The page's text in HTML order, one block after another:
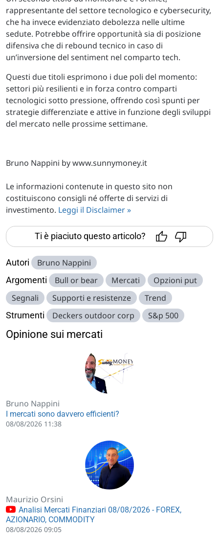
rappresentante del settore tecnologico e cybersecurity,
che ha invece evidenziato debolezza nelle ultime
sedute. Potrebbe offrire opportunità sia di posizione
difensiva che di rebound tecnico in caso di
un’inversione del sentiment nel comparto tech.
Questi due titoli esprimono i due poli del momento:
settori più resilienti e in forza contro comparti
tecnologici sotto pressione, offrendo così spunti per
strategie differenziate e attive in funzione degli sviluppi
del mercato nelle prossime settimane.
Bruno Nappini by www.sunnymoney.it
Le informazioni contenute in questo sito non
costituiscono consigli né offerte di servizi di
investimento. Leggi il Disclaimer »
Ti è piaciuto questo articolo?
Autori Bruno Nappini
Argomenti Bull or bear Mercati
Opzioni put
Segnali
Supporti e resistenze Trend
Strumenti Deckers outdoor corp S&p 500
Opinione sui mercati
Bruno Nappini
I mercati sono davvero efficienti?
08/08/2026 11:38
Maurizio Orsini
Analisi Mercati Finanziari 08/08/2026 - FOREX,
AZIONARIO, COMMODITY
08/08/2026 09:05